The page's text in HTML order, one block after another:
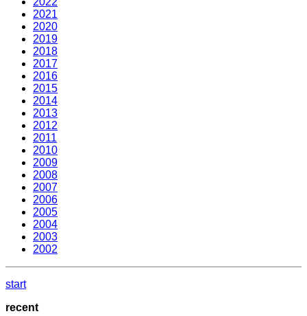
2021
2020
2019
2018
2017
2016
2015
2014
2013
2012
2011
2010
2009
2008
2007
2006
2005
2004
2003
2002
start
recent